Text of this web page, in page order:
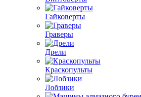
Гайковерты
Граверы
Дрели
Краскопульты
Лобзики